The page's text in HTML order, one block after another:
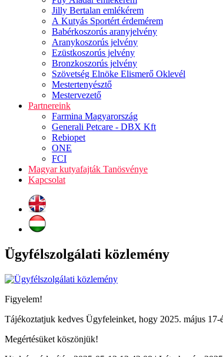
Jilly Bertalan emlékérem
A Kutyás Sportért érdemérem
Babérkoszorús aranyjelvény
Aranykoszorús jelvény
Ezüstkoszorús jelvény
Bronzkoszorús jelvény
Szövetség Elnöke Elismerő Oklevél
Mestertenyésztő
Mestervezető
Partnereink
Farmina Magyarország
Generali Petcare - DBX Kft
Rebiopet
ONE
FCI
Magyar kutyafajták Tanösvénye
Kapcsolat
Ügyfélszolgálati közlemény
Figyelem!
Tájékoztatjuk kedves Ügyfeleinket, hogy 2025. május 17-
Megértésüket köszönjük!